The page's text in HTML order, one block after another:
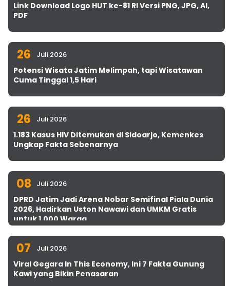
Link Download Logo HUT ke-81 RI Versi PNG, JPG, AI,
PDF
26 Juli 2026
Potensi Wisata Jatim Melimpah, tapi Wisatawan
Cuma Tinggal 1,5 Hari
26 Juli 2026
1.183 Kasus HIV Ditemukan di Sidoarjo, Kemenkes
Ungkap Fakta Sebenarnya
08 Juli 2026
DPRD Jatim Jadi Arena Nobar Semifinal Piala Dunia
2026, Hadirkan Uston Nawawi dan UMKM Gratis
untuk 1.000 Warga
07 Juli 2026
Viral Gegara In This Economy, Ini 7 Fakta Gunung
Kawi yang Bikin Penasaran